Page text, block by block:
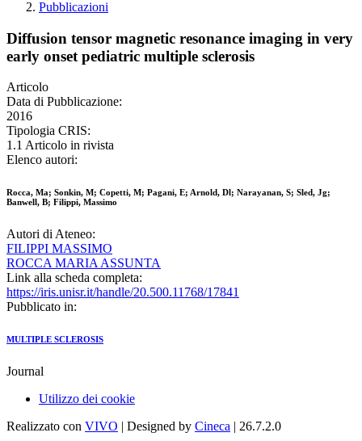
Pubblicazioni
Diffusion tensor magnetic resonance imaging in very
early onset pediatric multiple sclerosis
Articolo
Data di Pubblicazione:
2016
Tipologia CRIS:
1.1 Articolo in rivista
Elenco autori:
Rocca, Ma; Sonkin, M; Copetti, M; Pagani, E; Arnold, Dl; Narayanan, S; Sled, Jg;
Banwell, B; Filippi, Massimo
Autori di Ateneo:
FILIPPI MASSIMO
ROCCA MARIA ASSUNTA
Link alla scheda completa:
https://iris.unisr.it/handle/20.500.11768/17841
Pubblicato in:
MULTIPLE SCLEROSIS
Journal
Utilizzo dei cookie
Realizzato con VIVO | Designed by Cineca | 26.7.2.0